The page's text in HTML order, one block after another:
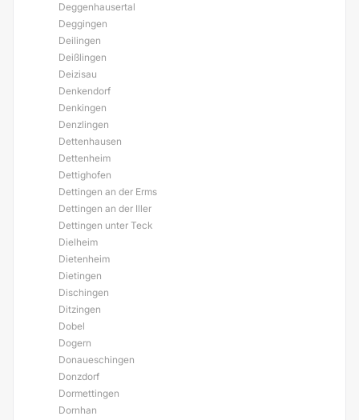
Deggenhausertal
Deggingen
Deilingen
Deißlingen
Deizisau
Denkendorf
Denkingen
Denzlingen
Dettenhausen
Dettenheim
Dettighofen
Dettingen an der Erms
Dettingen an der Iller
Dettingen unter Teck
Dielheim
Dietenheim
Dietingen
Dischingen
Ditzingen
Dobel
Dogern
Donaueschingen
Donzdorf
Dormettingen
Dornhan